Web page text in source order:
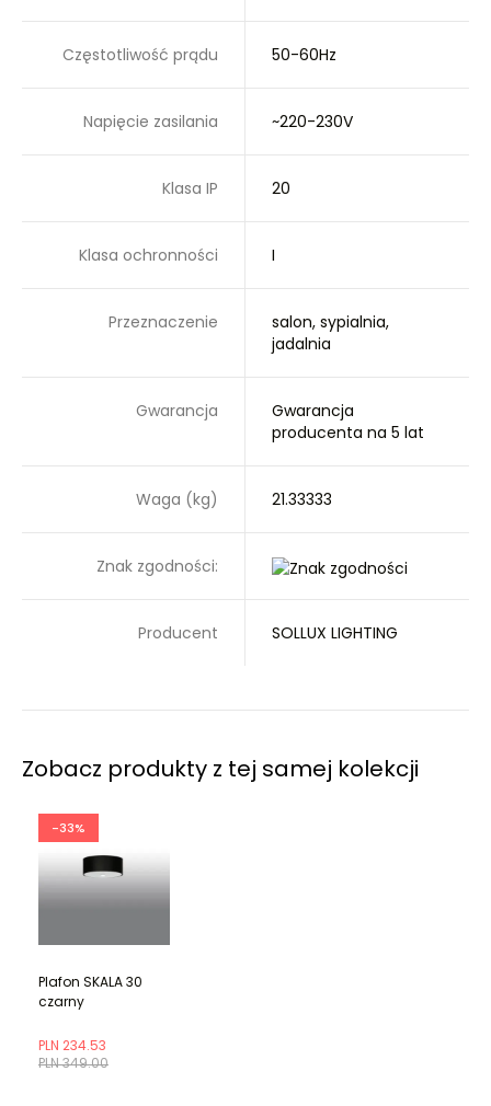
Częstotliwość prądu 50-60Hz
Napięcie zasilania ~220-230V
Klasa IP 20
Klasa ochronności I
Przeznaczenie
salon, sypialnia,
jadalnia
Gwarancja
Gwarancja
producenta na 5 lat
Waga (kg) 21.33333
Znak zgodności:
Producent SOLLUX LIGHTING
Zobacz produkty z tej samej kolekcji
-33%
PLN 349.00
PLN 234.53
Plafon SKALA 30
czarny